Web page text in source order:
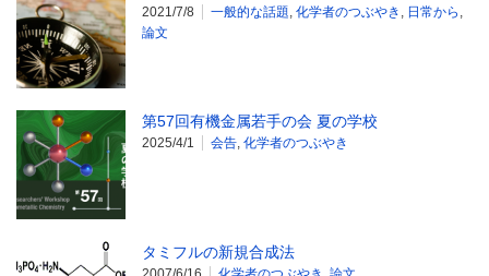
2021/7/8 一般的な話題 化学者のつぶやき 日常から
論文
第57回有機金属若手の会 夏の学校
2025/4/1 会告 化学者のつぶやき
タミフルの新規合成法